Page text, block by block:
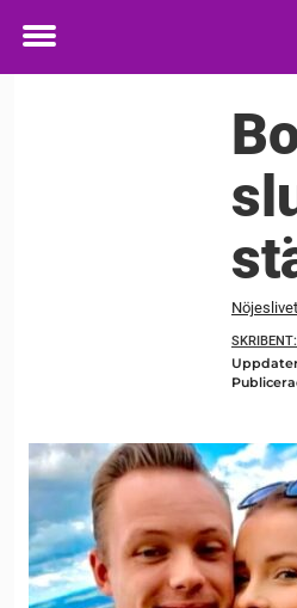
Toggle
Nöjeslivet